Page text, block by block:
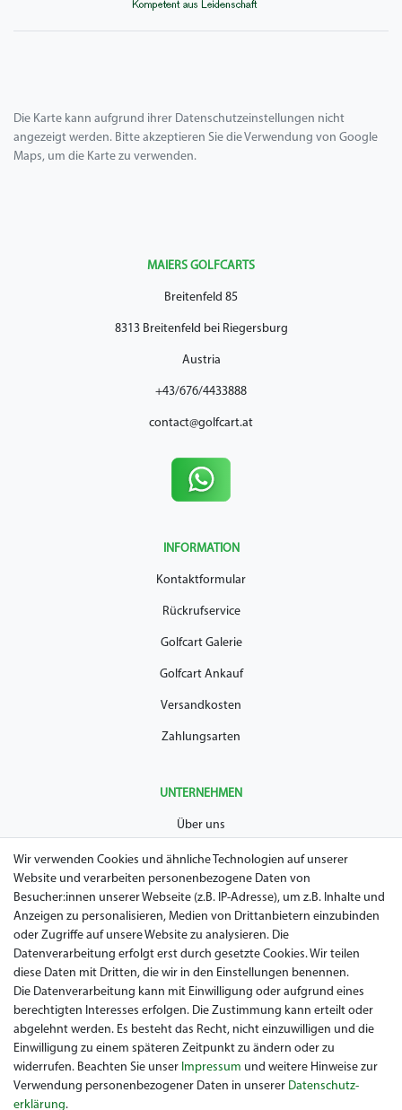
Die Karte kann aufgrund ihrer Datenschutzeinstellungen nicht
angezeigt werden. Bitte akzeptieren Sie die Verwendung von Google
Maps, um die Karte zu verwenden.
MAIERS GOLFCARTS
Breitenfeld 85
8313 Breitenfeld bei Riegersburg
Austria
+43/676/4433888
contact@golfcart.at
INFORMATION
Kontaktformular
Rückrufservice
Golfcart Galerie
Golfcart Ankauf
Versandkosten
Zahlungsarten
UNTERNEHMEN
Über uns
AGB
Datenschutz
Impressum
Widerrufsrecht
Garantie / Gewährleistung
Wir verwenden Cookies und ähnliche Technologien auf unserer
Website und verarbeiten personenbezogene Daten von
Besucher:innen unserer Webseite (z.B. IP-Adresse), um z.B. Inhalte und
Anzeigen zu personalisieren, Medien von Drittanbietern einzubinden
oder Zugriffe auf unsere Website zu analysieren. Die
Datenverarbeitung erfolgt erst durch gesetzte Cookies. Wir teilen
diese Daten mit Dritten, die wir in den Einstellungen benennen.
Die Datenverarbeitung kann mit Einwilligung oder aufgrund eines
berechtigten Interesses erfolgen. Die Zustimmung kann erteilt oder
abgelehnt werden. Es besteht das Recht, nicht einzuwilligen und die
Einwilligung zu einem späteren Zeitpunkt zu ändern oder zu
widerrufen. Beachten Sie unser Impressum und weitere Hinweise zur
Verwendung personenbezogener Daten in unserer Daten­schutz­
erklärung.